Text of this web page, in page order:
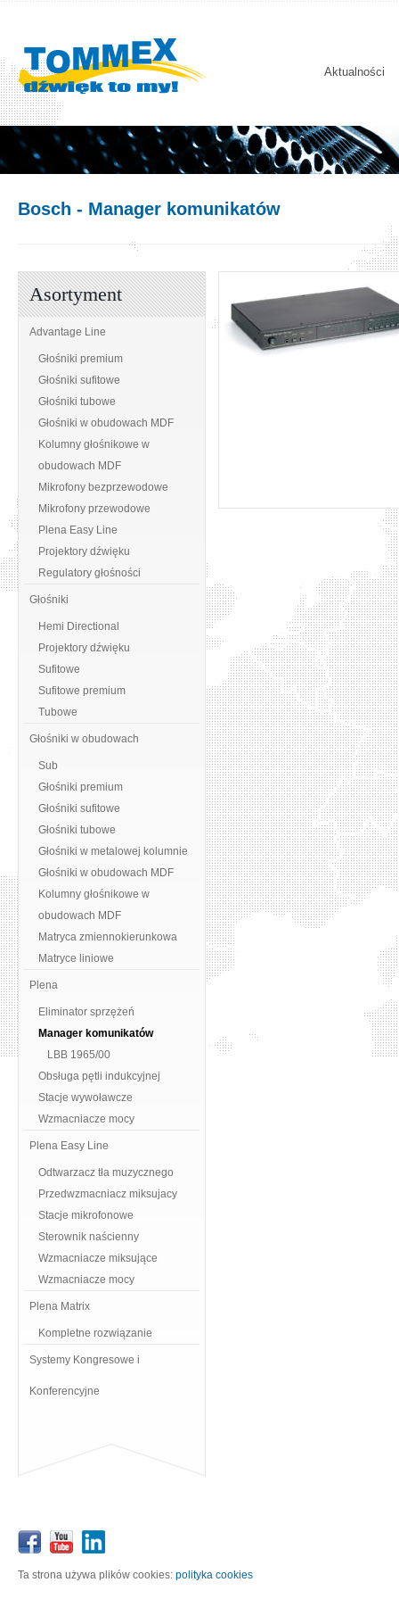
Aktualności
Bosch - Manager komunikatów
Asortyment
Advantage Line
Głośniki premium
Głośniki sufitowe
Głośniki tubowe
Głośniki w obudowach MDF
Kolumny głośnikowe w
obudowach MDF
Mikrofony bezprzewodowe
Mikrofony przewodowe
Plena Easy Line
Projektory dźwięku
Regulatory głośności
Głośniki
Hemi Directional
Projektory dźwięku
Sufitowe
Sufitowe premium
Tubowe
Głośniki w obudowach
Sub
Głośniki premium
Głośniki sufitowe
Głośniki tubowe
Głośniki w metalowej kolumnie
Głośniki w obudowach MDF
Kolumny głośnikowe w
obudowach MDF
Matryca zmiennokierunkowa
Matryce liniowe
Plena
Eliminator sprzężeń
Manager komunikatów
LBB 1965/00
Obsługa pętli indukcyjnej
Stacje wywoławcze
Wzmacniacze mocy
Plena Easy Line
Odtwarzacz tła muzycznego
Przedwzmacniacz miksujacy
Stacje mikrofonowe
Sterownik naścienny
Wzmacniacze miksujące
Wzmacniacze mocy
Plena Matrix
Kompletne rozwiązanie
Systemy Kongresowe i
Konferencyjne
Ta strona używa plików cookies: polityka cookies